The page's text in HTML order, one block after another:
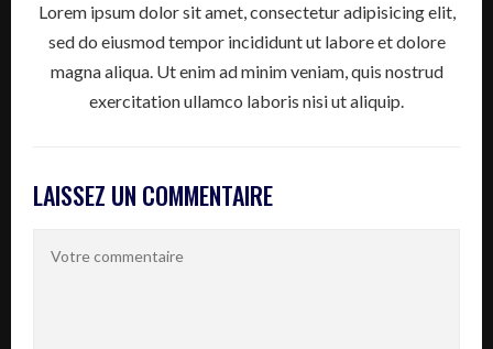
Lorem ipsum dolor sit amet, consectetur adipisicing elit,
sed do eiusmod tempor incididunt ut labore et dolore
magna aliqua. Ut enim ad minim veniam, quis nostrud
exercitation ullamco laboris nisi ut aliquip.
LAISSEZ UN COMMENTAIRE